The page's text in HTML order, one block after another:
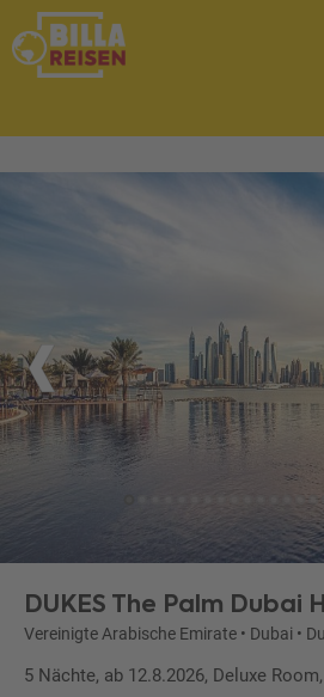
DUKES The Palm Dubai
Vereinigte Arabische Emirate • Dubai •
5 Nächte, ab 12.8.2026, Deluxe